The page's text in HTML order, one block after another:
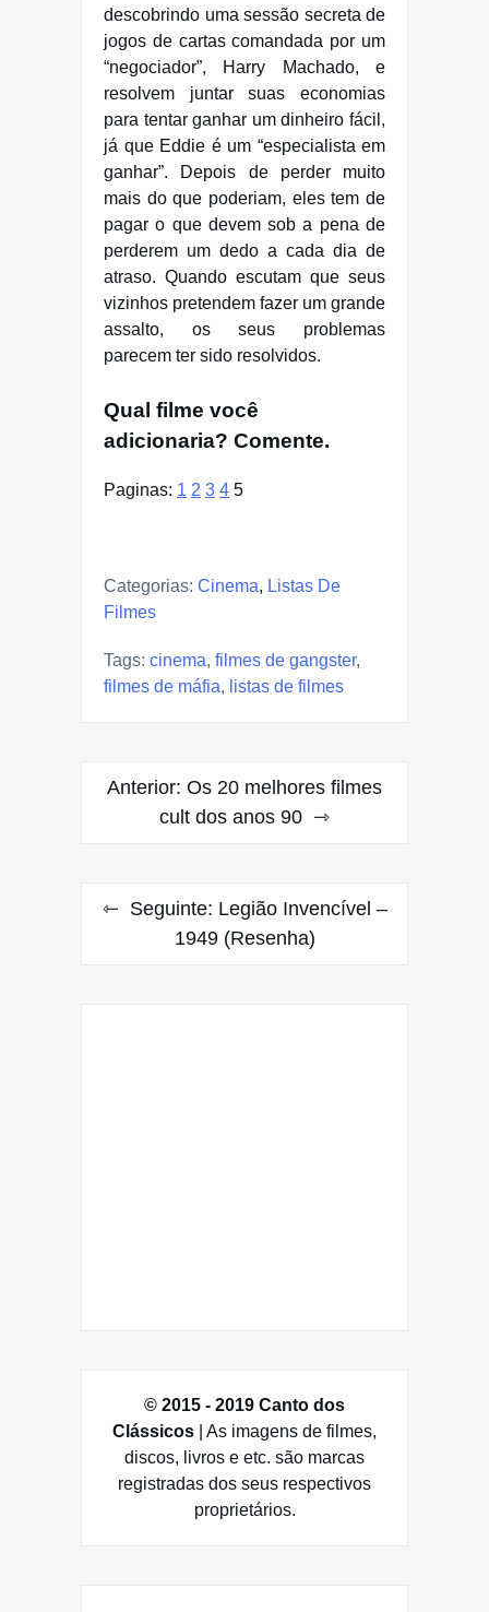
descobrindo uma sessão secreta de
jogos de cartas comandada por um
“negociador”, Harry Machado, e
resolvem juntar suas economias
para tentar ganhar um dinheiro fácil,
já que Eddie é um “especialista em
ganhar”. Depois de perder muito
mais do que poderiam, eles tem de
pagar o que devem sob a pena de
perderem um dedo a cada dia de
atraso. Quando escutam que seus
vizinhos pretendem fazer um grande
assalto, os seus problemas
parecem ter sido resolvidos.
Qual filme você
adicionaria? Comente.
Paginas: 1 2 3 4 5
Categorias: Cinema, Listas De
Filmes
Tags: cinema, filmes de gangster,
filmes de máfia, listas de filmes
Navegação
Anterior: Os 20 melhores filmes
cult dos anos 90
Seguinte: Legião Invencível –
1949 (Resenha)
© 2015 - 2019 Canto dos
Clássicos | As imagens de filmes,
discos, livros e etc. são marcas
registradas dos seus respectivos
proprietários.